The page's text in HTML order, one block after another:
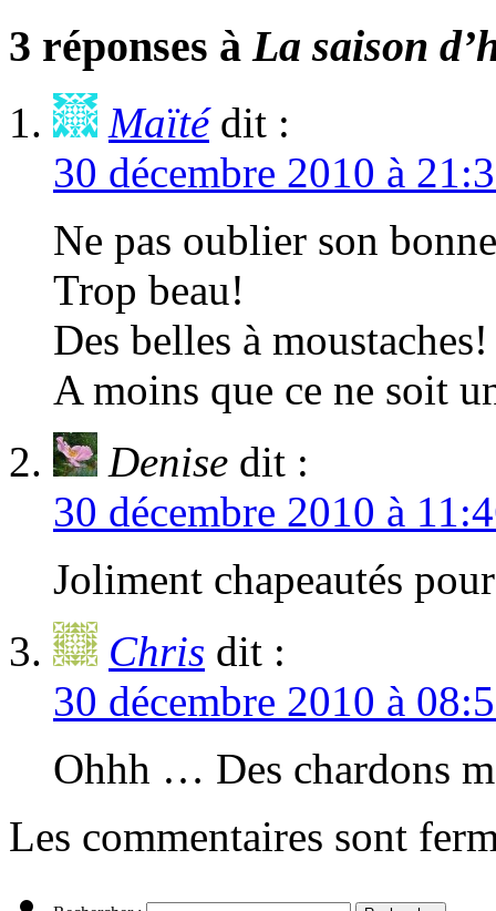
3 réponses àLa saison
Maïté dit :
30 décembre 2010 à
Ne pas oublier son
Trop beau!
Des belles à moustaches!
A moins que ce ne soit
Denise dit :
30 décembre 2010 à
Joliment chapeautés
Chris dit :
30 décembre 2010 à
Ohhh … Des chardons
Les commentaires sont